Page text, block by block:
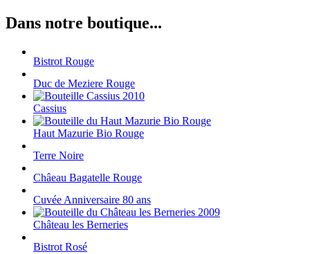
Dans notre boutique...
Bistrot Rouge
Duc de Meziere Rouge
Cassius
Haut Mazurie Bio Rouge
Terre Noire
Châeau Bagatelle Rouge
Cuvée Anniversaire 80 ans
Château les Berneries
Bistrot Rosé